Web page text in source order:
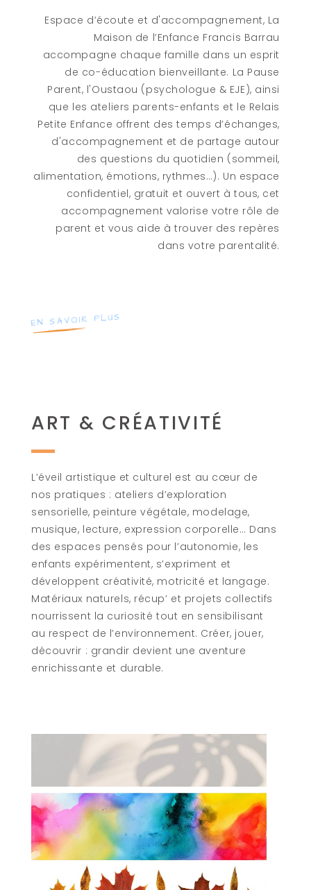
Espace d’écoute et d'accompagnement, La
Maison de l’Enfance Francis Barrau
accompagne chaque famille dans un esprit
de co-éducation bienveillante. La Pause
Parent, l'Oustaou (psychologue & EJE), ainsi
que les ateliers parents-enfants et le Relais
Petite Enfance offrent des temps d’échanges,
d'accompagnement et de partage autour
des questions du quotidien (sommeil,
alimentation, émotions, rythmes…). Un espace
confidentiel, gratuit et ouvert à tous, cet
accompagnement valorise votre rôle de
parent et vous aide à trouver des repères
dans votre parentalité.
EN SAVOIR PLUS
ART & CRÉATIVITÉ
L’éveil artistique et culturel est au cœur de
nos pratiques : ateliers d’exploration
sensorielle, peinture végétale, modelage,
musique, lecture, expression corporelle… Dans
des espaces pensés pour l’autonomie, les
enfants expérimentent, s’expriment et
développent créativité, motricité et langage.
Matériaux naturels, récup’ et projets collectifs
nourrissent la curiosité tout en sensibilisant
au respect de l’environnement. Créer, jouer,
découvrir : grandir devient une aventure
enrichissante et durable.